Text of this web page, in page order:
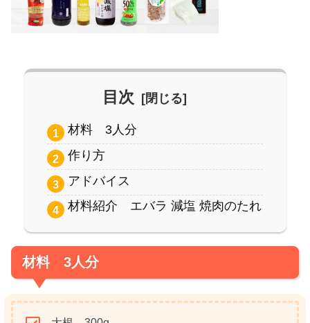
目次
材料 3人分
作り方
アドバイス
材料紹介 エバラ 減塩 焼肉のたれ
材料 3人分